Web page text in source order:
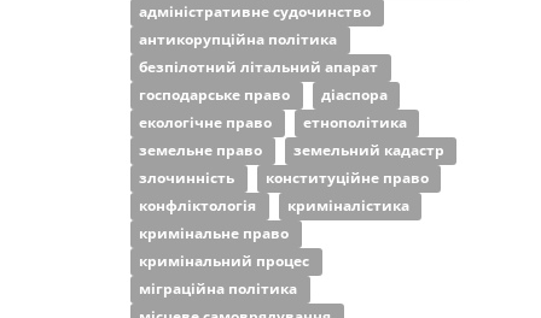
адміністративне судочинство
антикорупційна політика
безпілотний літальний апарат
господарське право
діаспора
екологічне право
етнополітика
земельне право
земельний кадастр
злочинність
конституційне право
конфліктологія
криміналістика
кримінальне право
кримінальний процес
міграційна політика